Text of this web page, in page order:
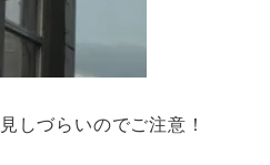
しづらいのでご注意！